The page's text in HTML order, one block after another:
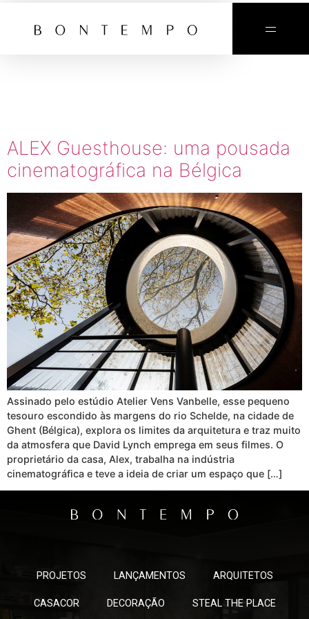
ALEX Guesthouse: uma pousada
cinematográfica na Bélgica
Assinado pelo estúdio Atelier Vens Vanbelle, esse pequeno
tesouro escondido às margens do rio Schelde, na cidade de
Ghent (Bélgica), explora os limites da arquitetura e traz muito
da atmosfera que David Lynch emprega em seus filmes. O
proprietário da casa, Alex, trabalha na indústria
cinematográfica e teve a ideia de criar um espaço que […]
PROJETOS LANÇAMENTOS ARQUITETOS
CASACOR DECORAÇÃO STEAL THE PLACE